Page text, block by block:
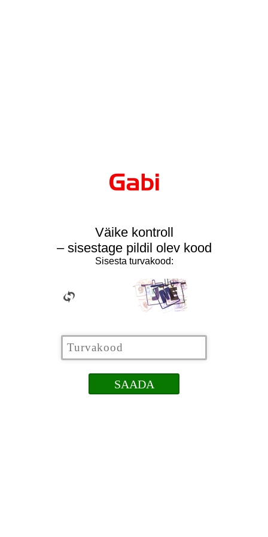
Väike kontroll
– sisestage pildil olev kood
Sisesta turvakood: